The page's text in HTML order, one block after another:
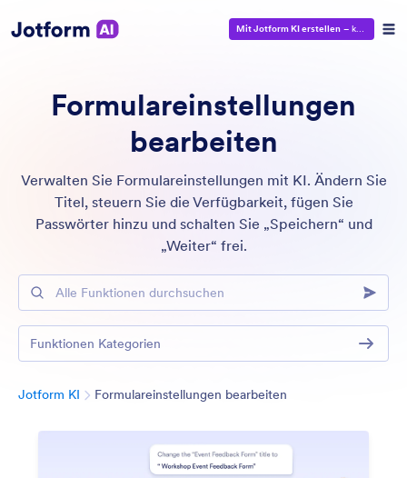
Mit Jotform KI erstellen – kostenlos!
Formulareinstellungen
bearbeiten
Verwalten Sie Formulareinstellungen mit KI. Ändern Sie
Titel, steuern Sie die Verfügbarkeit, fügen Sie
Passwörter hinzu und schalten Sie „Speichern“ und
„Weiter“ frei.
Alle Funktionen durchsuchen
Jotform KI Formulareinstellungen bearbeiten
Funktionen Kategorien